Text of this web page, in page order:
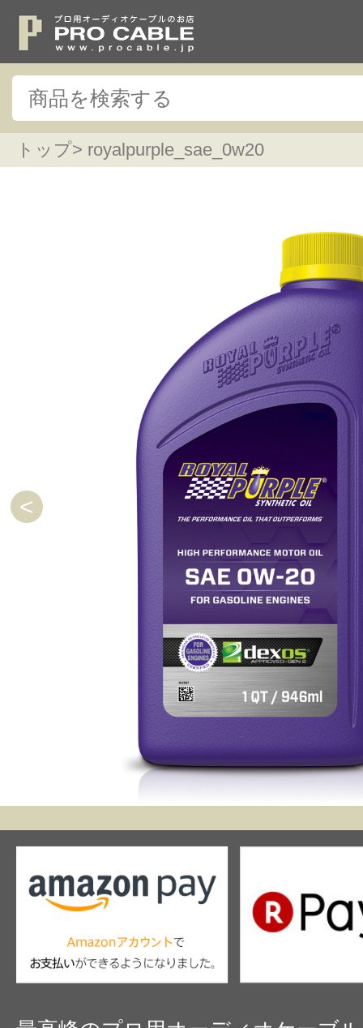
トップ> royalpurple_sae_0w20